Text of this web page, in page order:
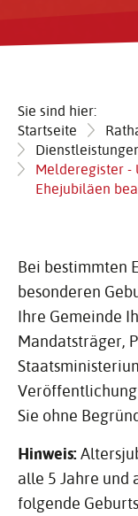
Sie sind hier:
Startseite
Melderegister -
Ehejubiläen
Bei bestimmten
besonderen
Ihre Gemeinde
Mandatsträger,
Sie ohne
Hinweis:
alle 5 Jahre und
folgende